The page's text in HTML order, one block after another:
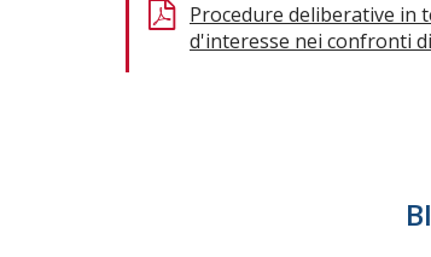
Procedure deliberative in
d'interesse nei confronti